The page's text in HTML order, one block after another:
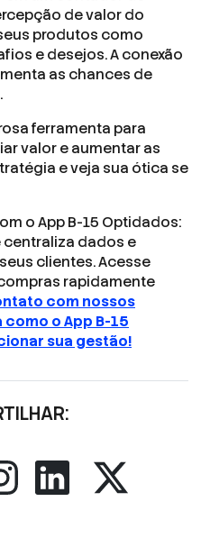
de valor do
produtos como
e desejos. A conexão
as chances de
ferramenta para
valor e aumentar as
e veja sua ótica se
o App B-15 Optidados:
dados e
clientes. Acesse
rapidamente
com nossos
o App B-15
sua gestão!